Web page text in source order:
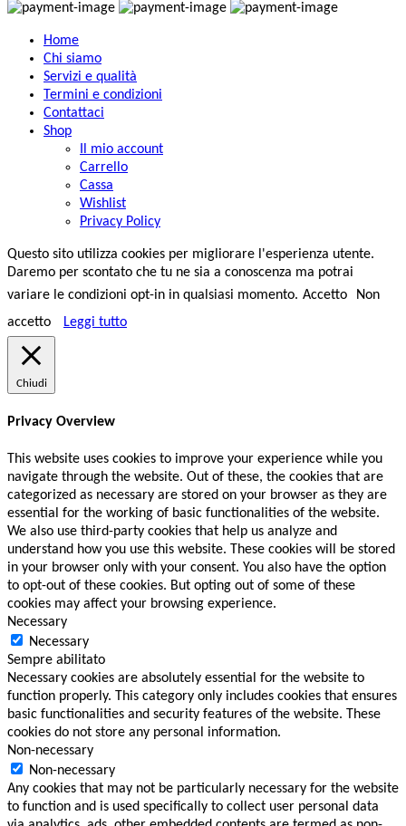
Home
Chi siamo
Servizi e qualità
Termini e condizioni
Contattaci
Shop
Il mio account
Carrello
Cassa
Wishlist
Privacy Policy
Questo sito utilizza cookies per migliorare l'esperienza utente.
Daremo per scontato che tu ne sia a conoscenza ma potrai
variare le condizioni opt-in in qualsiasi momento. Accetto
Non
accetto
Leggi tutto
Chiudi
Privacy Overview
This website uses cookies to improve your experience while you
navigate through the website. Out of these, the cookies that are
categorized as necessary are stored on your browser as they are
essential for the working of basic functionalities of the website.
We also use third-party cookies that help us analyze and
understand how you use this website. These cookies will be stored
in your browser only with your consent. You also have the option
to opt-out of these cookies. But opting out of some of these
cookies may affect your browsing experience.
Necessary
Necessary
Sempre abilitato
Necessary cookies are absolutely essential for the website to
function properly. This category only includes cookies that ensures
basic functionalities and security features of the website. These
cookies do not store any personal information.
Non-necessary
Non-necessary
Any cookies that may not be particularly necessary for the website
to function and is used specifically to collect user personal data